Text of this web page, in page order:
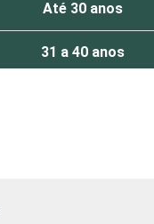
Até 30 anos
31 a 40 anos